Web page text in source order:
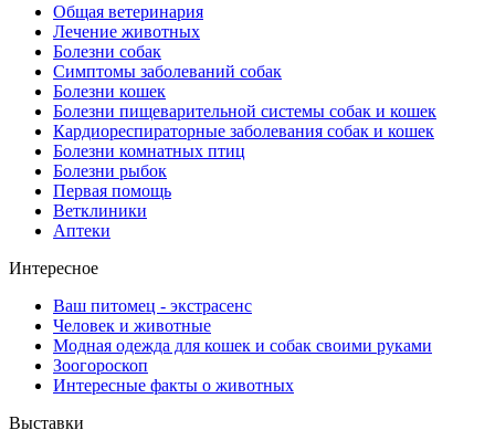
Общая ветеринария
Лечение животных
Болезни собак
Симптомы заболеваний собак
Болезни кошек
Болезни пищеварительной системы собак и кошек
Кардиореспираторные заболевания собак и кошек
Болезни комнатных птиц
Болезни рыбок
Первая помощь
Ветклиники
Аптеки
Интересное
Ваш питомец - экстрасенс
Человек и животные
Модная одежда для кошек и собак своими руками
Зоогороскоп
Интересные факты о животных
Выставки